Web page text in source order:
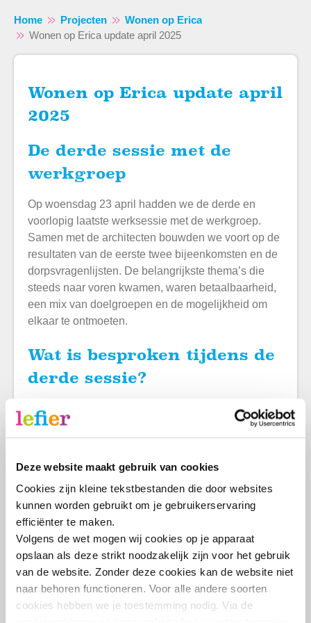
Deze website maakt gebruik van cookies
Cookies zijn kleine tekstbestanden die door websites
kunnen worden gebruikt om je gebruikerservaring
efficiënter te maken.
Volgens de wet mogen wij cookies op je apparaat
opslaan als deze strikt noodzakelijk zijn voor het gebruik
van de website. Zonder deze cookies kan de website niet
naar behoren functioneren. Voor alle andere soorten
cookies hebben we je toestemming nodig. Via de
Naar hoofdnavigatiemenu
Home Projecten
Wonen op Erica
Wonen op Erica update april 2025
Wonen op Erica update april
2025
De derde sessie met de
werkgroep
Op woensdag 23 april hadden we de derde en
voorlopig laatste werksessie met de werkgroep.
Samen met de architecten bouwden we voort op de
resultaten van de eerste twee bijeenkomsten en de
dorpsvragenlijsten. De belangrijkste thema’s die
steeds naar voren kwamen, waren betaalbaarheid,
een mix van doelgroepen en de mogelijkheid om
elkaar te ontmoeten.
Wat is besproken tijdens de
derde sessie?
We hebben het gehad over de uitstraling van de
woningen. We vinden het belangrijk dat het past
Erica is. Ook bespraken we hoe de gezamenlijke
tuin ingericht kan worden. Hoe willen we dat die
eruit komt te zien? En wat zijn de
aandachtspunten?
Hoe nu verder?
In de komende periode wordt uitgezocht welke
plannen passen binnen de mogelijkheden van